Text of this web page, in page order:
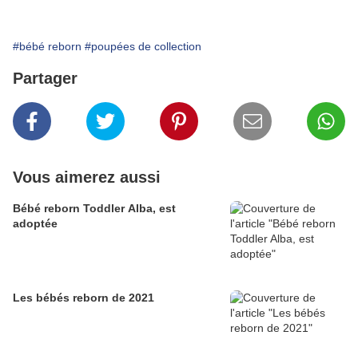
#bébé reborn #poupées de collection
Partager
Vous aimerez aussi
Bébé reborn Toddler Alba, est
adoptée
Les bébés reborn de 2021